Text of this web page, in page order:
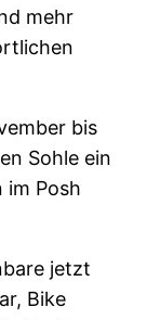
mehr
bis
Sohle ein
im Posh
jetzt
Bike